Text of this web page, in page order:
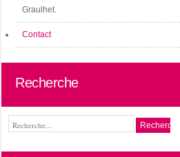
Graulhet.
Contact
Recherche